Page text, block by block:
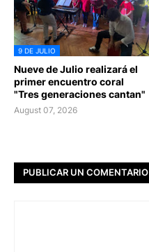
9 DE JULIO
Nueve de Julio realizará el
primer encuentro coral
"Tres generaciones cantan"
August 07, 2026
PUBLICAR UN COMENTARIO